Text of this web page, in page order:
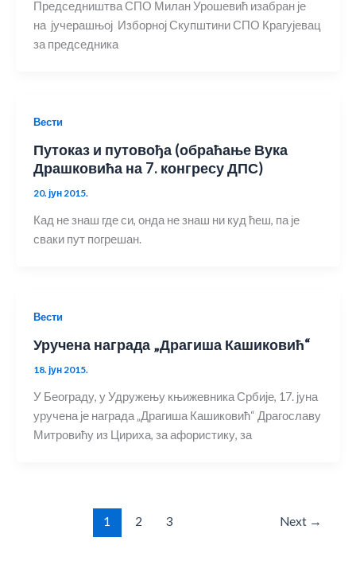
Председништва СПО Милан Урошевић изабран је
на јучерашњој Изборној Скупштини СПО Крагујевац
за председника
Вести
Путоказ и путовођа (обраћање Вука
Драшковића на 7. конгресу ДПС)
20. јун 2015.
Кад не знаш где си, онда не знаш ни куд ћеш, па је
сваки пут погрешан.
Вести
Уручена награда „Драгиша Кашиковић“
18. јун 2015.
У Београду, у Удружењу књижевника Србије, 17. јуна
уручена је награда „Драгиша Кашиковић“ Драгославу
Митровићу из Цириха, за афористику, за
1 2 3 Next →